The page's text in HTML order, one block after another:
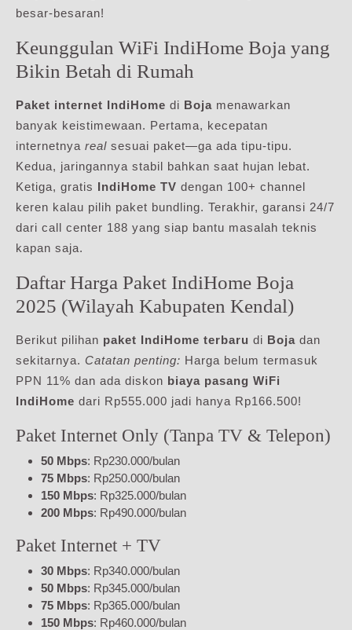
besar-besaran!
Keunggulan WiFi IndiHome Boja yang
Bikin Betah di Rumah
Paket internet IndiHome di Boja menawarkan
banyak keistimewaan. Pertama, kecepatan
internetnya real sesuai paket—ga ada tipu-tipu.
Kedua, jaringannya stabil bahkan saat hujan lebat.
Ketiga, gratis IndiHome TV dengan 100+ channel
keren kalau pilih paket bundling. Terakhir, garansi 24/7
dari call center 188 yang siap bantu masalah teknis
kapan saja.
Daftar Harga Paket IndiHome Boja
2025 (Wilayah Kabupaten Kendal)
Berikut pilihan paket IndiHome terbaru di Boja dan
sekitarnya. Catatan penting: Harga belum termasuk
PPN 11% dan ada diskon biaya pasang WiFi
IndiHome dari Rp555.000 jadi hanya Rp166.500!
Paket Internet Only (Tanpa TV & Telepon)
50 Mbps: Rp230.000/bulan
75 Mbps: Rp250.000/bulan
150 Mbps: Rp325.000/bulan
200 Mbps: Rp490.000/bulan
Paket Internet + TV
30 Mbps: Rp340.000/bulan
50 Mbps: Rp345.000/bulan
75 Mbps: Rp365.000/bulan
150 Mbps: Rp460.000/bulan